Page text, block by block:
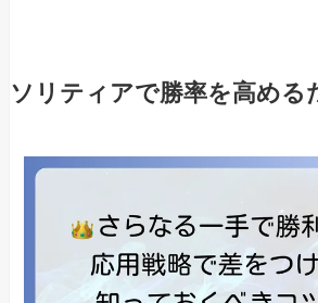
ソリティアで勝率を高める